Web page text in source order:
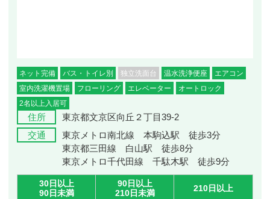
ネット完備 バス・トイレ別 独立洗面台 温水洗浄便座
エアコン
室内洗濯機置場
フローリング エレベーター
オートロック
2名以上入居可
住所
東京都文京区向丘２丁目39-2
交通
東京メトロ南北線 本駒込駅 徒歩3分
東京都三田線 白山駅 徒歩8分
東京メトロ千代田線 千駄木駅 徒歩9分
30日以上
90日未満
90日以上
210日未満
210日以上